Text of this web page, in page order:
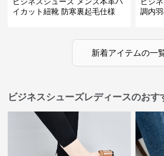
イカット紐靴 防寒裏起毛仕様
調内
新着アイテムの一
ビジネスシューズレディースのおす